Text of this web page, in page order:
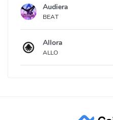
Audiera
BEAT
Allora
ALLO